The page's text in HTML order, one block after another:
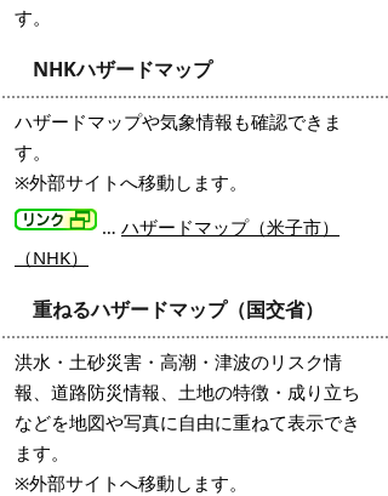
す。
NHKハザードマップ
ハザードマップや気象情報も確認できま
す。
※外部サイトへ移動します。
… ハザードマップ（米子市）
（NHK）
重ねるハザードマップ（国交省）
洪水・土砂災害・高潮・津波のリスク情
報、道路防災情報、土地の特徴・成り立ち
などを地図や写真に自由に重ねて表示でき
ます。
※外部サイトへ移動します。